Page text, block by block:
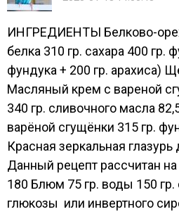
ИНГРЕДИЕНТЫ Белково-
белка 310 гр. сахара 400 гр.
фундука + 200 гр. арахиса)
Масляный крем с вареной
340 гр. сливочного масла
варёной сгущёнки 315 гр.
Красная зеркальная
Данный рецепт рассчитан
180 Блюм 75 гр. воды 150 гр.
глюкозы или инвертного